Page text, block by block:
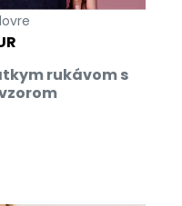
rukávom s